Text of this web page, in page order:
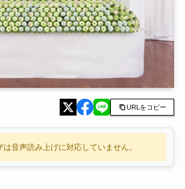
URLをコピー
音声読み上げに対応していません。